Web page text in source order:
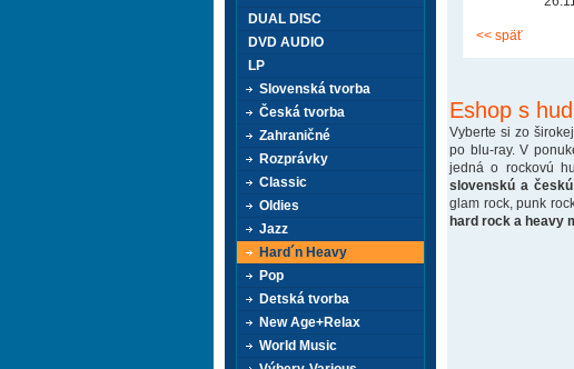
<< späť
Eshop s
Vyberte si zo
po blu-ray. V
jedná o rockovú
slovenskú a
glam rock, punk
hard rock a heavy
DUAL DISC
DVD AUDIO
LP
Slovenská tvorba
Česká tvorba
Zahraničné
Rozprávky
Classic
Oldies
Jazz
Hard´n Heavy
Pop
Detská tvorba
New Age+Relax
World Music